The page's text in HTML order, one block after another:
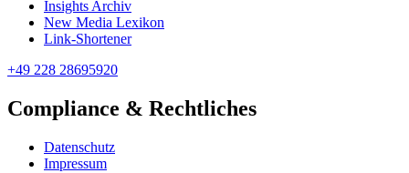
Insights Archiv
New Media Lexikon
Link-Shortener
+49 228 28695920
Compliance & Rechtliches
Datenschutz
Impressum